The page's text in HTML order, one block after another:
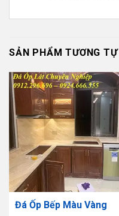
SẢN PHẨM TƯƠNG TỰ
Đá Ốp Bếp Màu Vàng